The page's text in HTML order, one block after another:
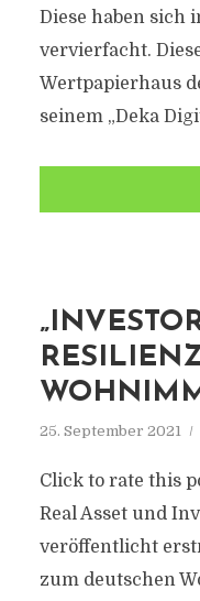
Diese haben sich
vervierfacht.
Wertpapierhaus
seinem „Deka
25. September 2021
Click to rate this
Real Asset und
veröffentlicht
zum deutschen